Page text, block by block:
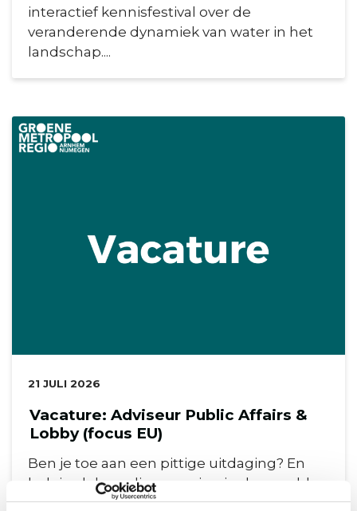
interactief kennisfestival over de
veranderende dynamiek van water in het
landschap....
DATUM:
21 JULI 2026
Vacature: Adviseur Public Affairs &
Lobby (focus EU)
Ben je toe aan een pittige uitdaging? En
heb je al de nodige ervaring in de wereld
van public affairs en lobby? Hou je van je